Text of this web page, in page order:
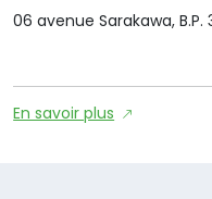
06 avenue Sarakawa, B.P.
En savoir plus